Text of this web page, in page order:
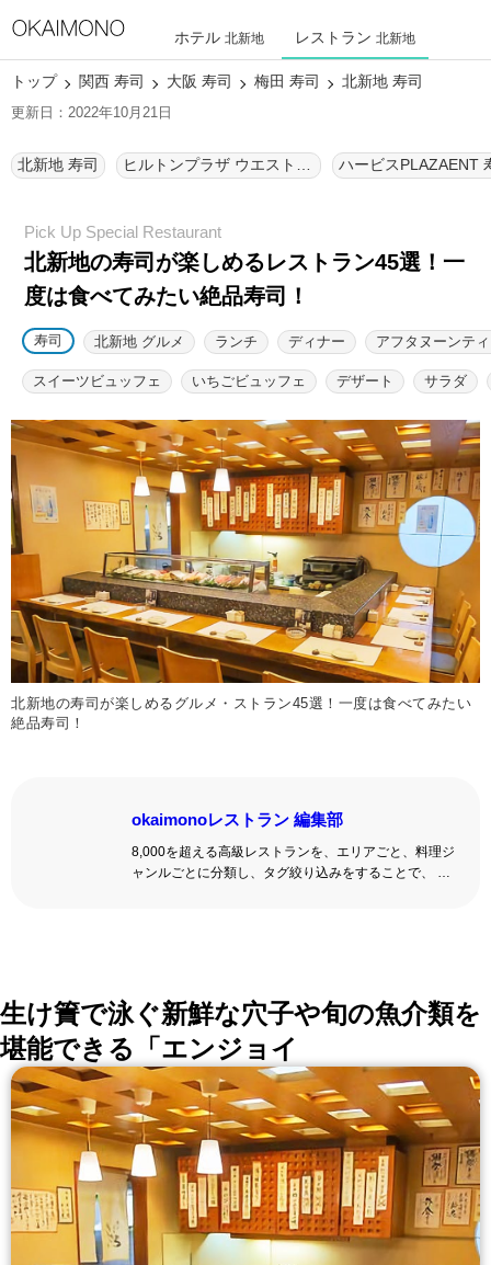
ホテル 北新地 レストラン 北新地
トップ 関西 寿司 大阪 寿司 梅田 寿司 北新地 寿司
更新日：2022年10月21日
北新地 寿司 ハービスPLAZAENT
北新地の寿司が楽しめるレストラン45選！ 一
度は食べてみたい絶品寿司！
寿司 北新地 グルメ ランチ ディナー アフタヌーンテ
スイーツビュッフェ いちごビュッフェ デザート サラダ
北新地の寿司が楽しめるグルメ・ストラン45選！一度は食べてみたい
絶品寿司！
okaimonoレストラン 編集部
8,000を超える高級レストランを、エリアごと、料理ジ
ャンルごとに分類し、タグ絞り込みをすることで、 い
生け簀で泳ぐ新鮮な穴子や旬の魚介類を
堪能できる「エンジョイ